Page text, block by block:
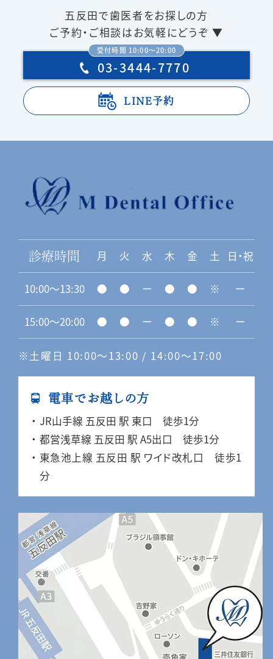
五反田で歯医者をお探しの方
ご予約・ご相談はお気軽にどうぞ ▼
受付時間 10:00〜20:00
03-3444-7770
LINE予約
診療時間 月 火 水 木 金 土 日・祝
10:00〜13:30 ● ● ー ● ● ※ ー
15:00〜20:00 ● ● ー ● ● ※ ー
※土曜日 10:00〜13:00 / 14:00〜17:00
電車でお越しの方
JR山手線 五反田 駅 東口 徒歩1分
都営浅草線 五反田 駅 A5出口 徒歩1分
東急池上線 五反田 駅 ワイド改札口 徒歩1
分